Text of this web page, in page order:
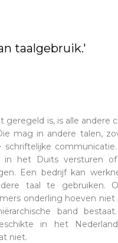
taalgebruik.'
geregeld is, is alle andere
mag in andere talen,
schriftelijke
in het Duits versturen
Een bedrijf kan
taal te gebruiken.
onderling hoeven niet
band
in het
niet.